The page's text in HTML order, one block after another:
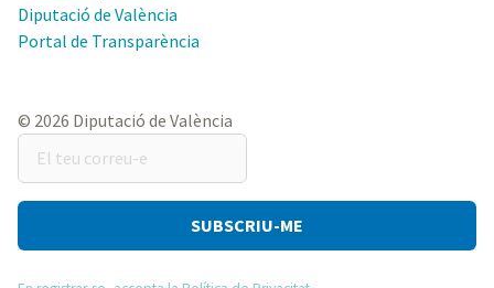
Diputació de València
Portal de Transparència
© 2026 Diputació de València
El
teu
correu-